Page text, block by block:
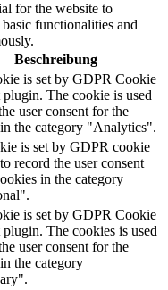
for the website to
functionalities and
Beschreibung
is set by GDPR Cookie
plugin. The cookie is used
user consent for the
the category "Analytics".
is set by GDPR cookie
record the user consent
in the category
is set by GDPR Cookie
plugin. The cookies is used
user consent for the
the category